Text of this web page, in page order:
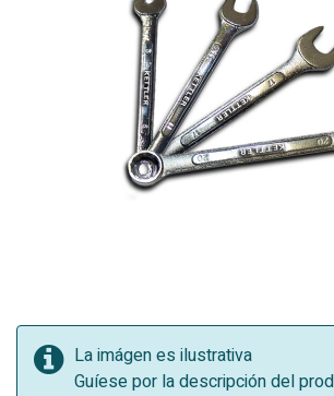
La imágen es ilustrativa
Guíese por la descripción del